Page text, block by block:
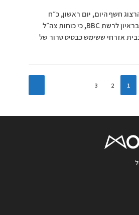
חשף היום, יום ראשון, כ״ח
בחשון, 12 בנובמבר בראיון לרשת BBC, כי כוחות צה״ל
אזרחי ששימש כבסיס טרור של
1
2
3